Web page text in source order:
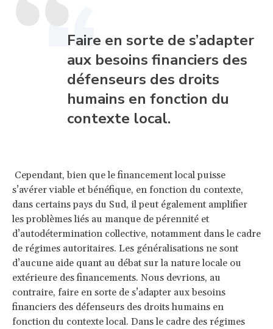
Faire en sorte de s’adapter
aux besoins financiers des
défenseurs des droits
humains en fonction du
contexte local.
Cependant, bien que le financement local puisse
s’avérer viable et bénéfique, en fonction du contexte,
dans certains pays du Sud, il peut également amplifier
les problèmes liés au manque de pérennité et
d’autodétermination collective, notamment dans le cadre
de régimes autoritaires. Les généralisations ne sont
d’aucune aide quant au débat sur la nature locale ou
extérieure des financements. Nous devrions, au
contraire, faire en sorte de s’adapter aux besoins
financiers des défenseurs des droits humains en
fonction du contexte local. Dans le cadre des régimes